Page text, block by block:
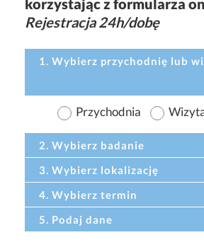
korzystając z formularza
Rejestracja 24h/dobę
1. Wybierz przychodnię lub
Przychodnia
2. Wybierz badanie
3. Wybierz lokalizację
4. Wybierz termin
5. Podaj dane